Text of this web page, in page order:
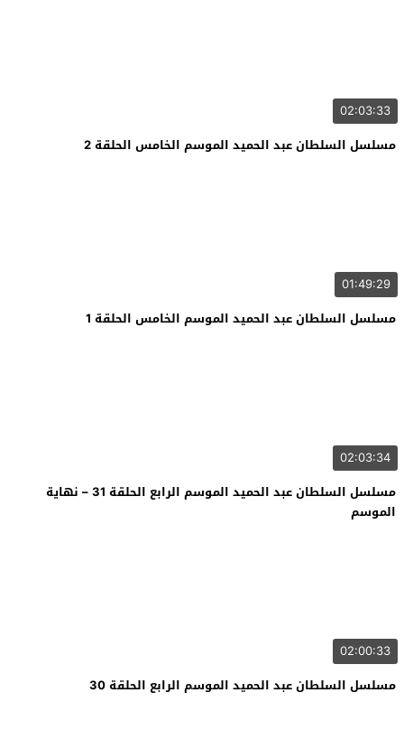
02:03:33
مسلسل السلطان عبد الحميد الموسم الخامس الحلقة 2
01:49:29
مسلسل السلطان عبد الحميد الموسم الخامس الحلقة 1
02:03:34
مسلسل السلطان عبد الحميد الموسم الرابع الحلقة 31 – نهاية
الموسم
02:00:33
مسلسل السلطان عبد الحميد الموسم الرابع الحلقة 30